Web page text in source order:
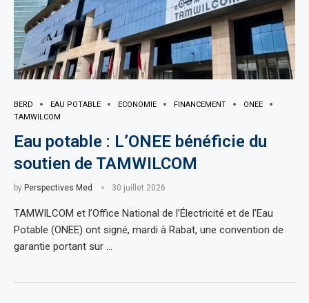
BERD EAU POTABLE ECONOMIE FINANCEMENT
ONEE
TAMWILCOM
Eau potable : L’ONEE bénéficie du
soutien de TAMWILCOM
by Perspectives Med 30 juillet 2026
TAMWILCOM et l’Office National de l’Électricité et de l’Eau
Potable (ONEE) ont signé, mardi à Rabat, une convention de
garantie portant sur …